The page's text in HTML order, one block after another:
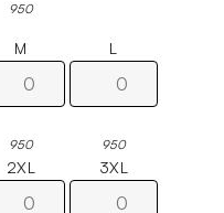
950
M
950
L
950
2XL 3XL